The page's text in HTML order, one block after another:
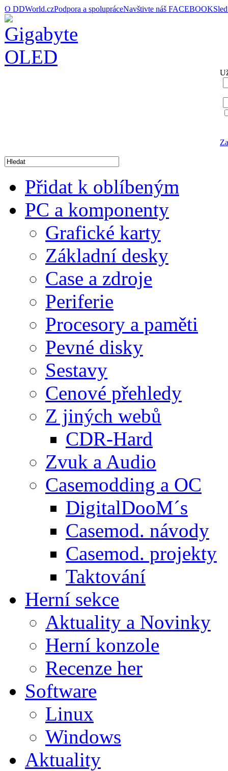
O DDWorld.czPodpora a spolupráceNavštivte náš FACEBOOK
Přidat k oblíbeným
PC a komponenty
Grafické karty
Základní desky
Case a zdroje
Periferie
Procesory a paměti
Pevné disky
Sestavy
Cenové přehledy
Z jiných webů
CDR-Hard
Zvuk a Audio
Casemodding a OC
DigitalDooM´s
Casemod. návody
Casemod. projekty
Taktování
Herní sekce
Aktuality a Novinky
Herní konzole
Recenze her
Software
Linux
Windows
Aktuality